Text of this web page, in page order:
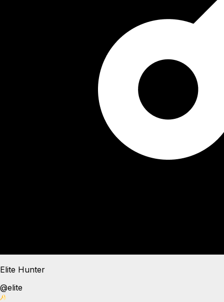
Elite Hunter
@elite